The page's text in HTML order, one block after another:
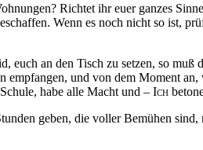
Richtet ihr euer ganzes
Wenn es noch nicht so
euch an den Tisch zu setzen, so
und von dem Moment
habe alle Macht und – Ich
geben, die voller Bemühen